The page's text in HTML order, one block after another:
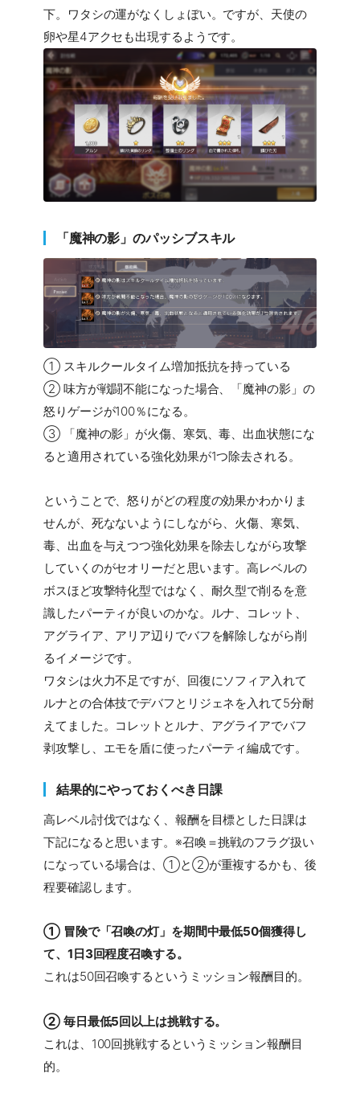
下。ワタシの運がなくしょぼい。ですが、天使の
卵や星4アクセも出現するようです。
「魔神の影」のパッシブスキル
① スキルクールタイム増加抵抗を持っている
② 味方が戦闘不能になった場合、「魔神の影」の
怒りゲージが100％になる。
③ 「魔神の影」が火傷、寒気、毒、出血状態にな
ると適用されている強化効果が1つ除去される。
ということで、怒りがどの程度の効果かわかりま
せんが、死なないようにしながら、火傷、寒気、
毒、出血を与えつつ強化効果を除去しながら攻撃
していくのがセオリーだと思います。高レベルの
ボスほど攻撃特化型ではなく、耐久型で削るを意
識したパーティが良いのかな。ルナ、コレット、
アグライア、アリア辺りでバフを解除しながら削
るイメージです。
ワタシは火力不足ですが、回復にソフィア入れて
ルナとの合体技でデバフとリジェネを入れて5分耐
えてました。コレットとルナ、アグライアでバフ
剥攻撃し、エモを盾に使ったパーティ編成です。
結果的にやっておくべき日課
高レベル討伐ではなく、報酬を目標とした日課は
下記になると思います。※召喚＝挑戦のフラグ扱い
になっている場合は、①と②が重複するかも、後
程要確認します。
① 冒険で「召喚の灯」を期間中最低50個獲得し
て、1日3回程度召喚する。
これは50回召喚するというミッション報酬目的。
② 毎日最低5回以上は挑戦する。
これは、100回挑戦するというミッション報酬目
的。